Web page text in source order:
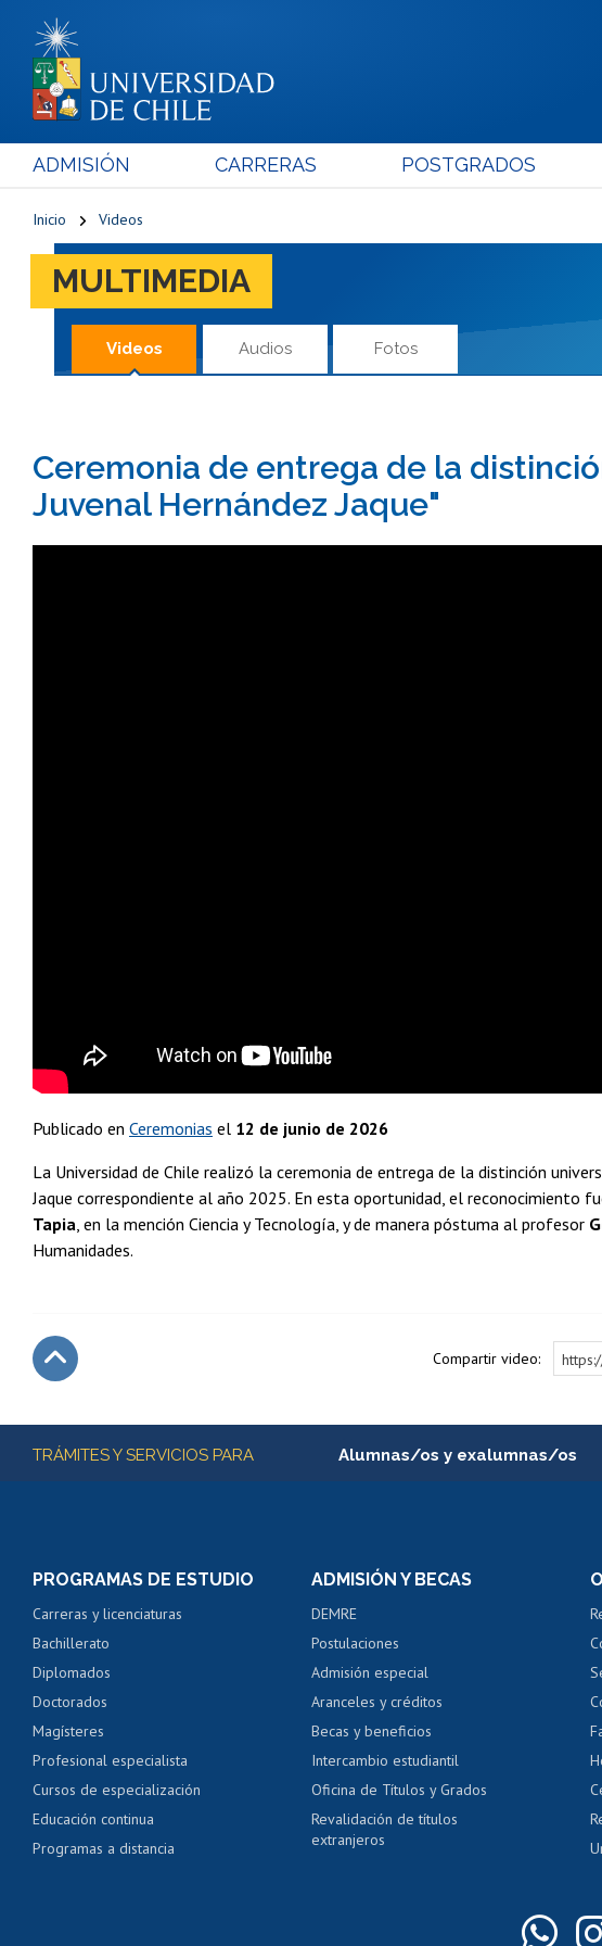
ADMISIÓN CARRERAS POSTGRADOS
Inicio Videos
MULTIMEDIA
Videos Audios Fotos
Ceremonia de entrega de la
Juvenal Hernández Jaque"
Publicado en Ceremonias el 12 de junio de 2026
La Universidad de Chile realizó la ceremonia de entrega de la distinción
Jaque correspondiente al año 2025. En esta oportunidad, el reconocimiento
Tapia, en la mención Ciencia y Tecnología, y de manera póstuma al profesor
Humanidades.
Compartir video:
Más información
TRÁMITES Y SERVICIOS PARA Alumnas/os y exalumnas/os
Servicio médico y dental
Pago de arancel y crédito alumnos
Pago de arancel y crédito exalumnos
Certificado de títulos y grados
Mi Uchile Ayuda
PROGRAMAS DE ESTUDIO
Carreras y licenciaturas
Bachillerato
Diplomados
Doctorados
Magísteres
Profesional especialista
Cursos de especialización
Educación continua
Programas a distancia
ADMISIÓN Y BECAS
DEMRE
Postulaciones
Admisión especial
Aranceles y créditos
Becas y beneficios
Intercambio estudiantil
Oficina de Títulos y Grados
Revalidación de títulos
extranjeros